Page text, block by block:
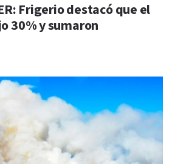
Frigerio destacó que el
30% y sumaron